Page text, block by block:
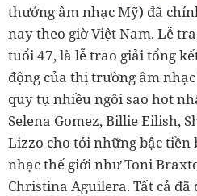
thưởng âm nhạc Mỹ) đã
nay theo giờ Việt Nam. Lễ
tuổi 47, là lễ trao giải tổng
động của thị trường âm
quy tụ nhiều ngôi sao hot
Selena Gomez, Billie Eilish,
Lizzo cho tới những bậc tiền
nhạc thế giới như Toni
Christina Aguilera. Tất cả